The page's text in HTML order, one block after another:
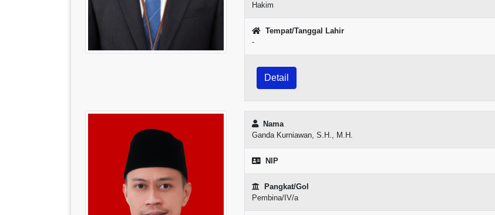
Hakim
Tempat/Tanggal Lahir
-
Detail
Nama
Ganda Kurniawan, S.H., M.H.
NIP
Pangkat/Gol
Pembina/IV/a